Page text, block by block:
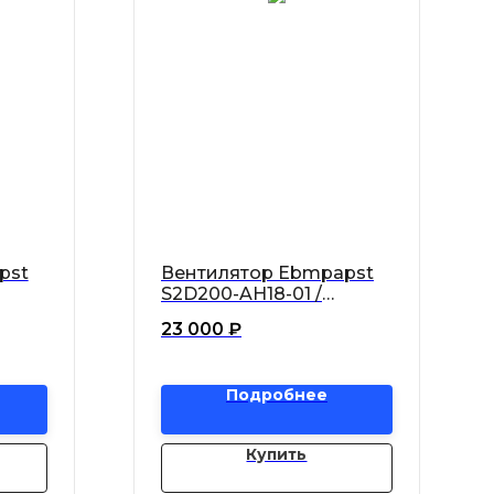
Вентилятор Ebmpapst
S2D200-AH18-01 /
23 000 ₽
Подробнее
Купить